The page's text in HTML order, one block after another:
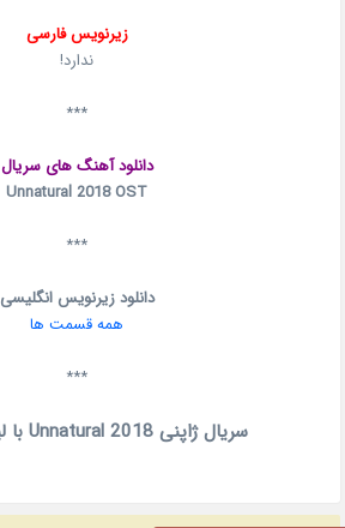
زیرنویس فارسی
ندارد!
***
دانلود آهنگ های سریال
Unnatural 2018 OST
***
دانلود زیرنویس انگلیسی
همه قسمت ها
***
سریال ژاپنی Unnatural 2018 با لینک مستقیم